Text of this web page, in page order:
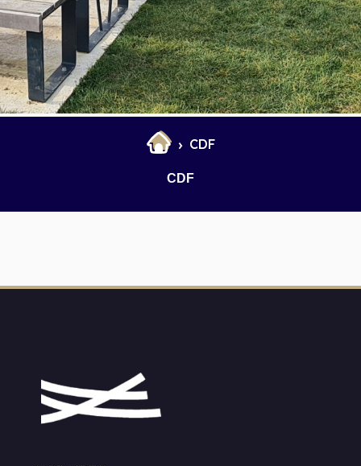
CDF
CDF
Marchés
et Infantile